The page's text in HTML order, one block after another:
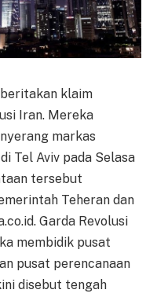
klaim
Iran. Mereka
markas
Tel Aviv pada Selasa
tersebut
Teheran dan
Garda Revolusi
membidik pusat
pusat perencanaan
disebut tengah